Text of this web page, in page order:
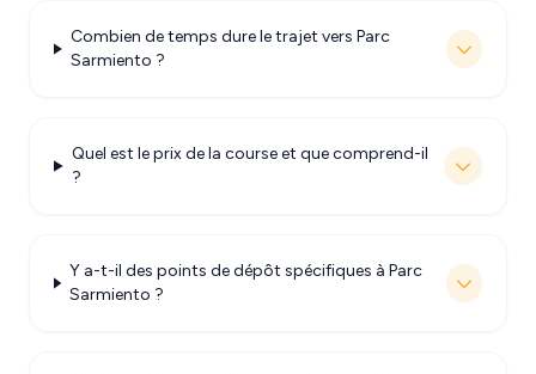
Combien de temps dure le trajet vers Parc
Sarmiento ?
Quel est le prix de la course et que comprend-il
?
Y a-t-il des points de dépôt spécifiques à Parc
Sarmiento ?